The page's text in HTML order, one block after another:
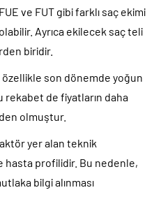
ve FUT gibi farklı saç ekimi
Ayrıca ekilecek saç teli
biridir.
özellikle son dönemde yoğun
de fiyatların daha
olmuştur.
yer alan teknik
hasta profilidir. Bu nedenle,
bilgi alınması